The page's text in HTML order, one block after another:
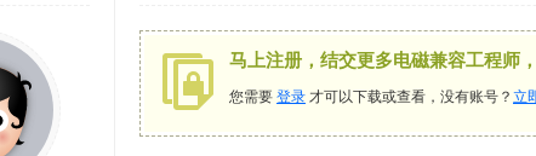
马上注册，结交更多电磁兼容工程师
您需要 登录 才可以下载或查看，没有账号？ 立